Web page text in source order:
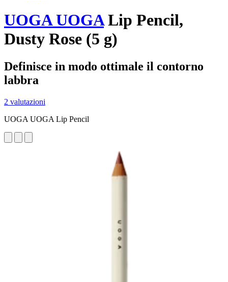
UOGA UOGALip Pencil,
Dusty Rose (5 g)
Definisce in modo ottimale il contorno
labbra
2 valutazioni
UOGA UOGA Lip Pencil